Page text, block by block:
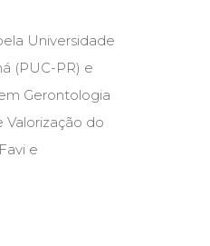
Universidade
(PUC-PR) e
Gerontologia
Valorização do
e